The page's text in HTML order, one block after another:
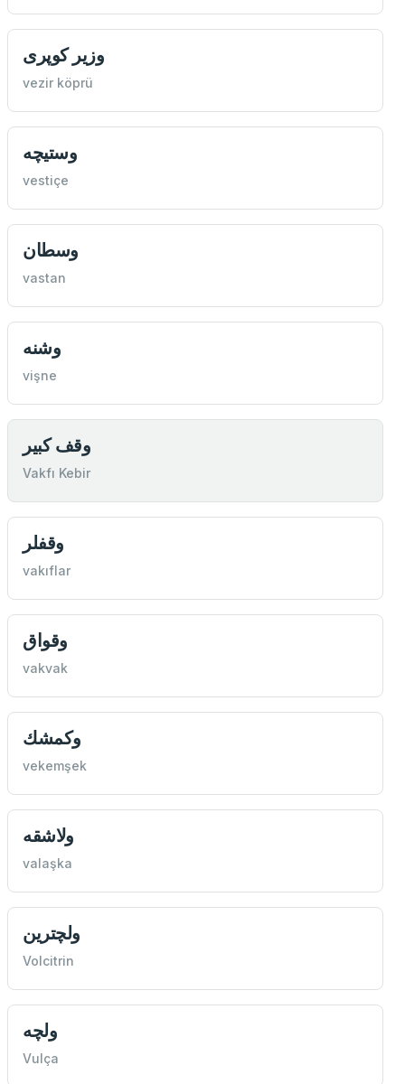
وزير كوپری
vezir köprü
وستيچه
vestiçe
وسطان
vastan
وشنه
vişne
وقف كبير
Vakfı Kebir
وقفلر
vakıflar
وقواق
vakvak
وكمشك
vekemşek
ولاشقه
valaşka
ولچترين
Volcitrin
ولچه
Vulça